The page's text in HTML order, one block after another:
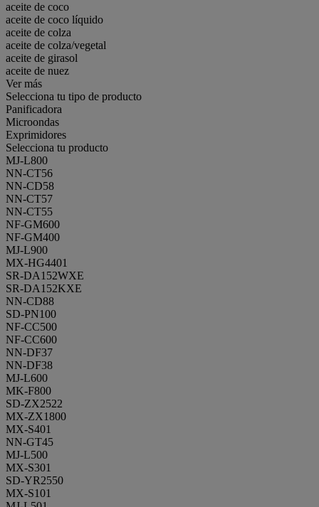
aceite de coco
aceite de coco líquido
aceite de colza
aceite de colza/vegetal
aceite de girasol
aceite de nuez
Ver más
Selecciona tu tipo de producto
Panificadora
Microondas
Exprimidores
Selecciona tu producto
MJ-L800
NN-CT56
NN-CD58
NN-CT57
NN-CT55
NF-GM600
NF-GM400
MJ-L900
MX-HG4401
SR-DA152WXE
SR-DA152KXE
NN-CD88
SD-PN100
NF-CC500
NF-CC600
NN-DF37
NN-DF38
MJ-L600
MK-F800
SD-ZX2522
MX-ZX1800
MX-S401
NN-GT45
MJ-L500
MX-S301
SD-YR2550
MX-S101